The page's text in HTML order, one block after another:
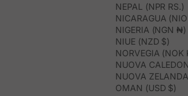
NEPAL (NPR RS.)
NICARAGUA
NIGERIA (NGN ₦)
NIUE (NZD $)
NORVEGIA (NOK
NUOVA
NUOVA
OMAN (USD $)